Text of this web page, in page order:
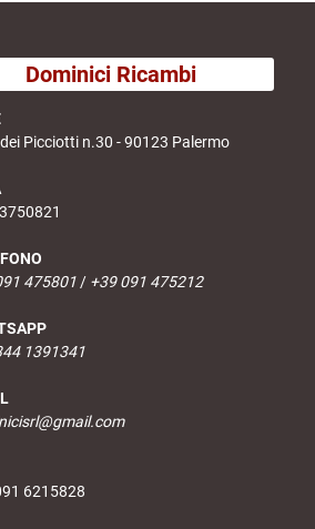
Dominici Ricambi
Picciotti n.30 - 90123 Palermo
475801 / +39 091 475212
1391341
6215828